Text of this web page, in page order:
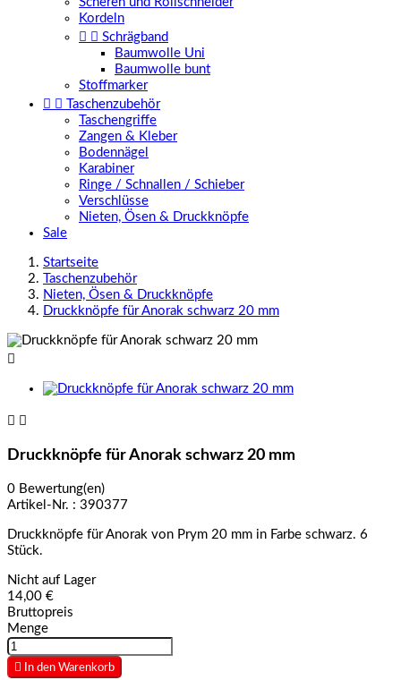
Kordeln
  Schrägband
Baumwolle Uni
Baumwolle bunt
Stoffmarker
 
Taschenzubehör
Taschengriffe
Zangen & Kleber
Bodennägel
Karabiner
Ringe / Schnallen / Schieber
Verschlüsse
Nieten, Ösen & Druckknöpfe
Sale
Startseite
Taschenzubehör
Nieten, Ösen & Druckknöpfe
Druckknöpfe für Anorak schwarz 20 mm

 
Druckknöpfe für Anorak schwarz 20 mm
0 Bewertung(en)
Artikel-Nr. : 390377
Druckknöpfe für Anorak von Prym 20 mm in Farbe schwarz. 6
Stück.
Nicht auf Lager
14,00 €
Bruttopreis
Menge
 In den Warenkorb